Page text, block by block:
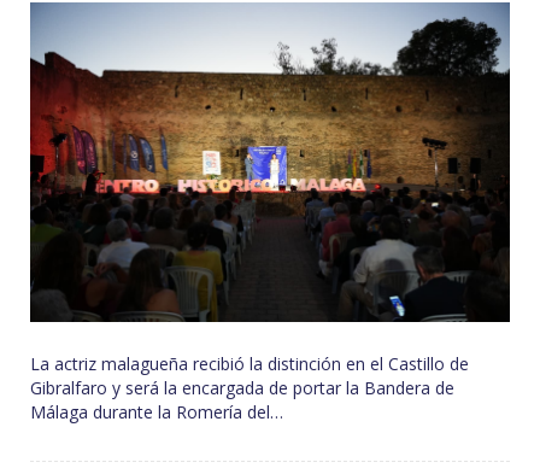
La actriz malagueña recibió la distinción en el Castillo de
Gibralfaro y será la encargada de portar la Bandera de
Málaga durante la Romería del…